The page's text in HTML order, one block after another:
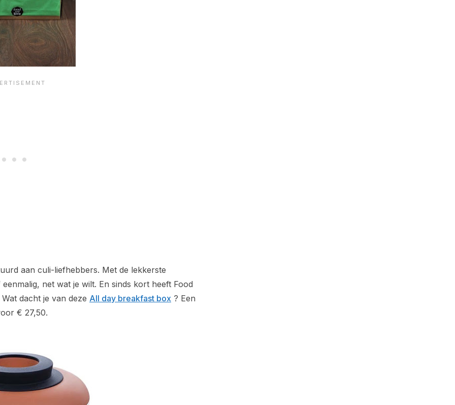
aan culi-liefhebbers. Met de lekkerste
net wat je wilt. En sinds kort heeft Food
dacht je van deze All day breakfast box ? Een
€ 27,50.